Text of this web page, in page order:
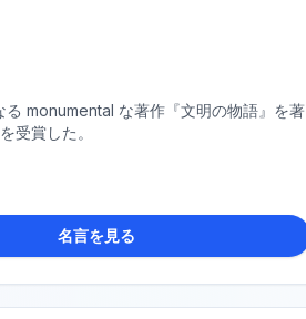
る monumental な著作『文明の物語』を著
受賞した。
名言を見る